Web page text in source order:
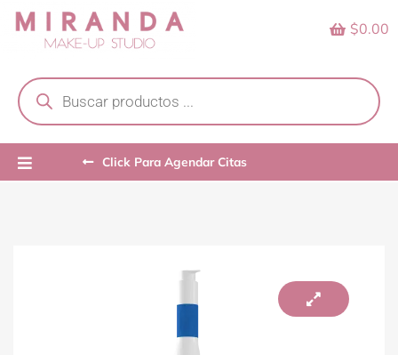
Skip
search
$0.00
Click Para Agendar Citas